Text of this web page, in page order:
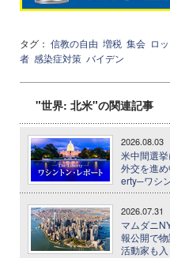
タグ： 信教の自由 増税 集会 ロ
者 感染症対策 バイデン
"世界: 北米"の関連記事
2026.08.03
米中間選
外交を進
erty─ワシ
2026.07.31
マムダニ
報公開で
活動家も